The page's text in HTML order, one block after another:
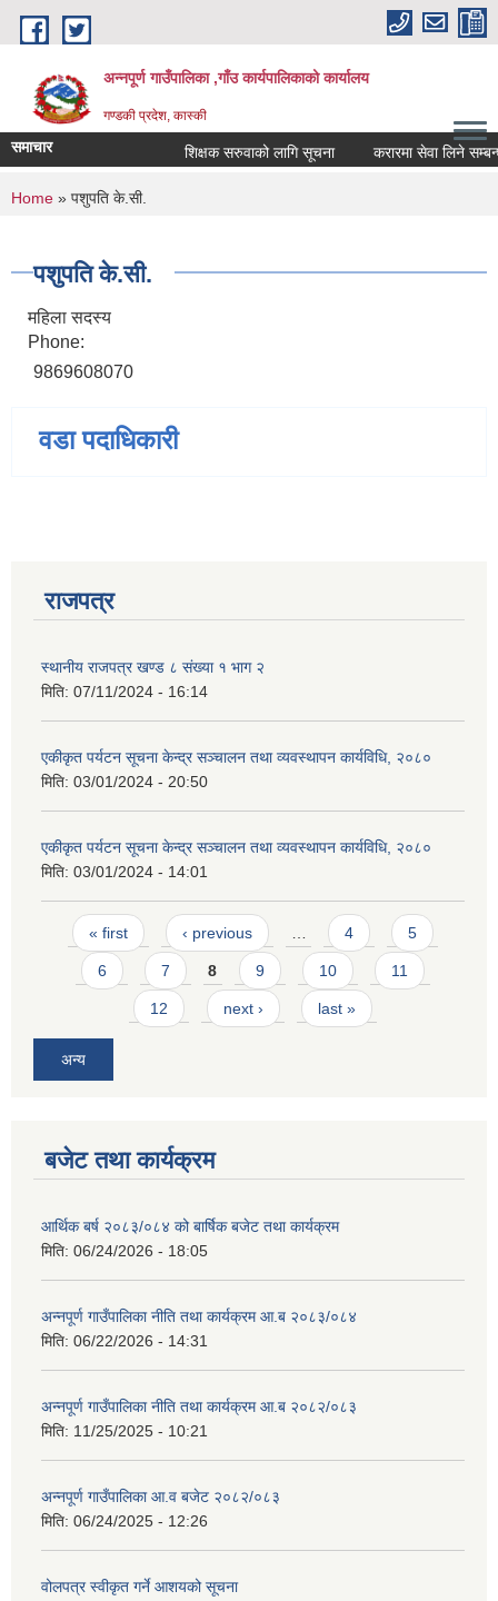
Skip to main content
अन्नपूर्ण गाउँपालिका ,गाँउ कार्यपालिकाको कार्यालय
गण्डकी प्रदेश, कास्की
समाचार शिक्षक सरुवाको लागि सूचना करारमा सेवा लिने
You are here
Home » पशुपति के.सी.
पशुपति के.सी.
महिला सदस्य
Phone:
9869608070
वडा पदाधिकारी
राजपत्र
स्थानीय राजपत्र खण्ड ८ संख्या १ भाग २
मिति: 07/11/2024 - 16:14
एकीकृत पर्यटन सूचना केन्द्र सञ्चालन तथा व्यवस्थापन कार्यविधि, २०८०
मिति: 03/01/2024 - 20:50
एकीकृत पर्यटन सूचना केन्द्र सञ्चालन तथा व्यवस्थापन कार्यविधि, २०८०
मिति: 03/01/2024 - 14:01
Pages
« first ‹ previous 4 5
6 7 8 9 10 11
12 next › last »
अन्य
बजेट तथा कार्यक्रम
आर्थिक बर्ष २०८३/०८४ को बार्षिक बजेट तथा कार्यक्रम
मिति: 06/24/2026 - 18:05
अन्नपूर्ण गाउँपालिका नीति तथा कार्यक्रम आ.ब २०८३/०८४
मिति: 06/22/2026 - 14:31
अन्नपूर्ण गाउँपालिका नीति तथा कार्यक्रम आ.ब २०८२/०८३
मिति: 11/25/2025 - 10:21
अन्नपूर्ण गाउँपालिका आ.व बजेट २०८२/०८३
मिति: 06/24/2025 - 12:26
वोलपत्र स्वीकृत गर्ने आशयको सूचना